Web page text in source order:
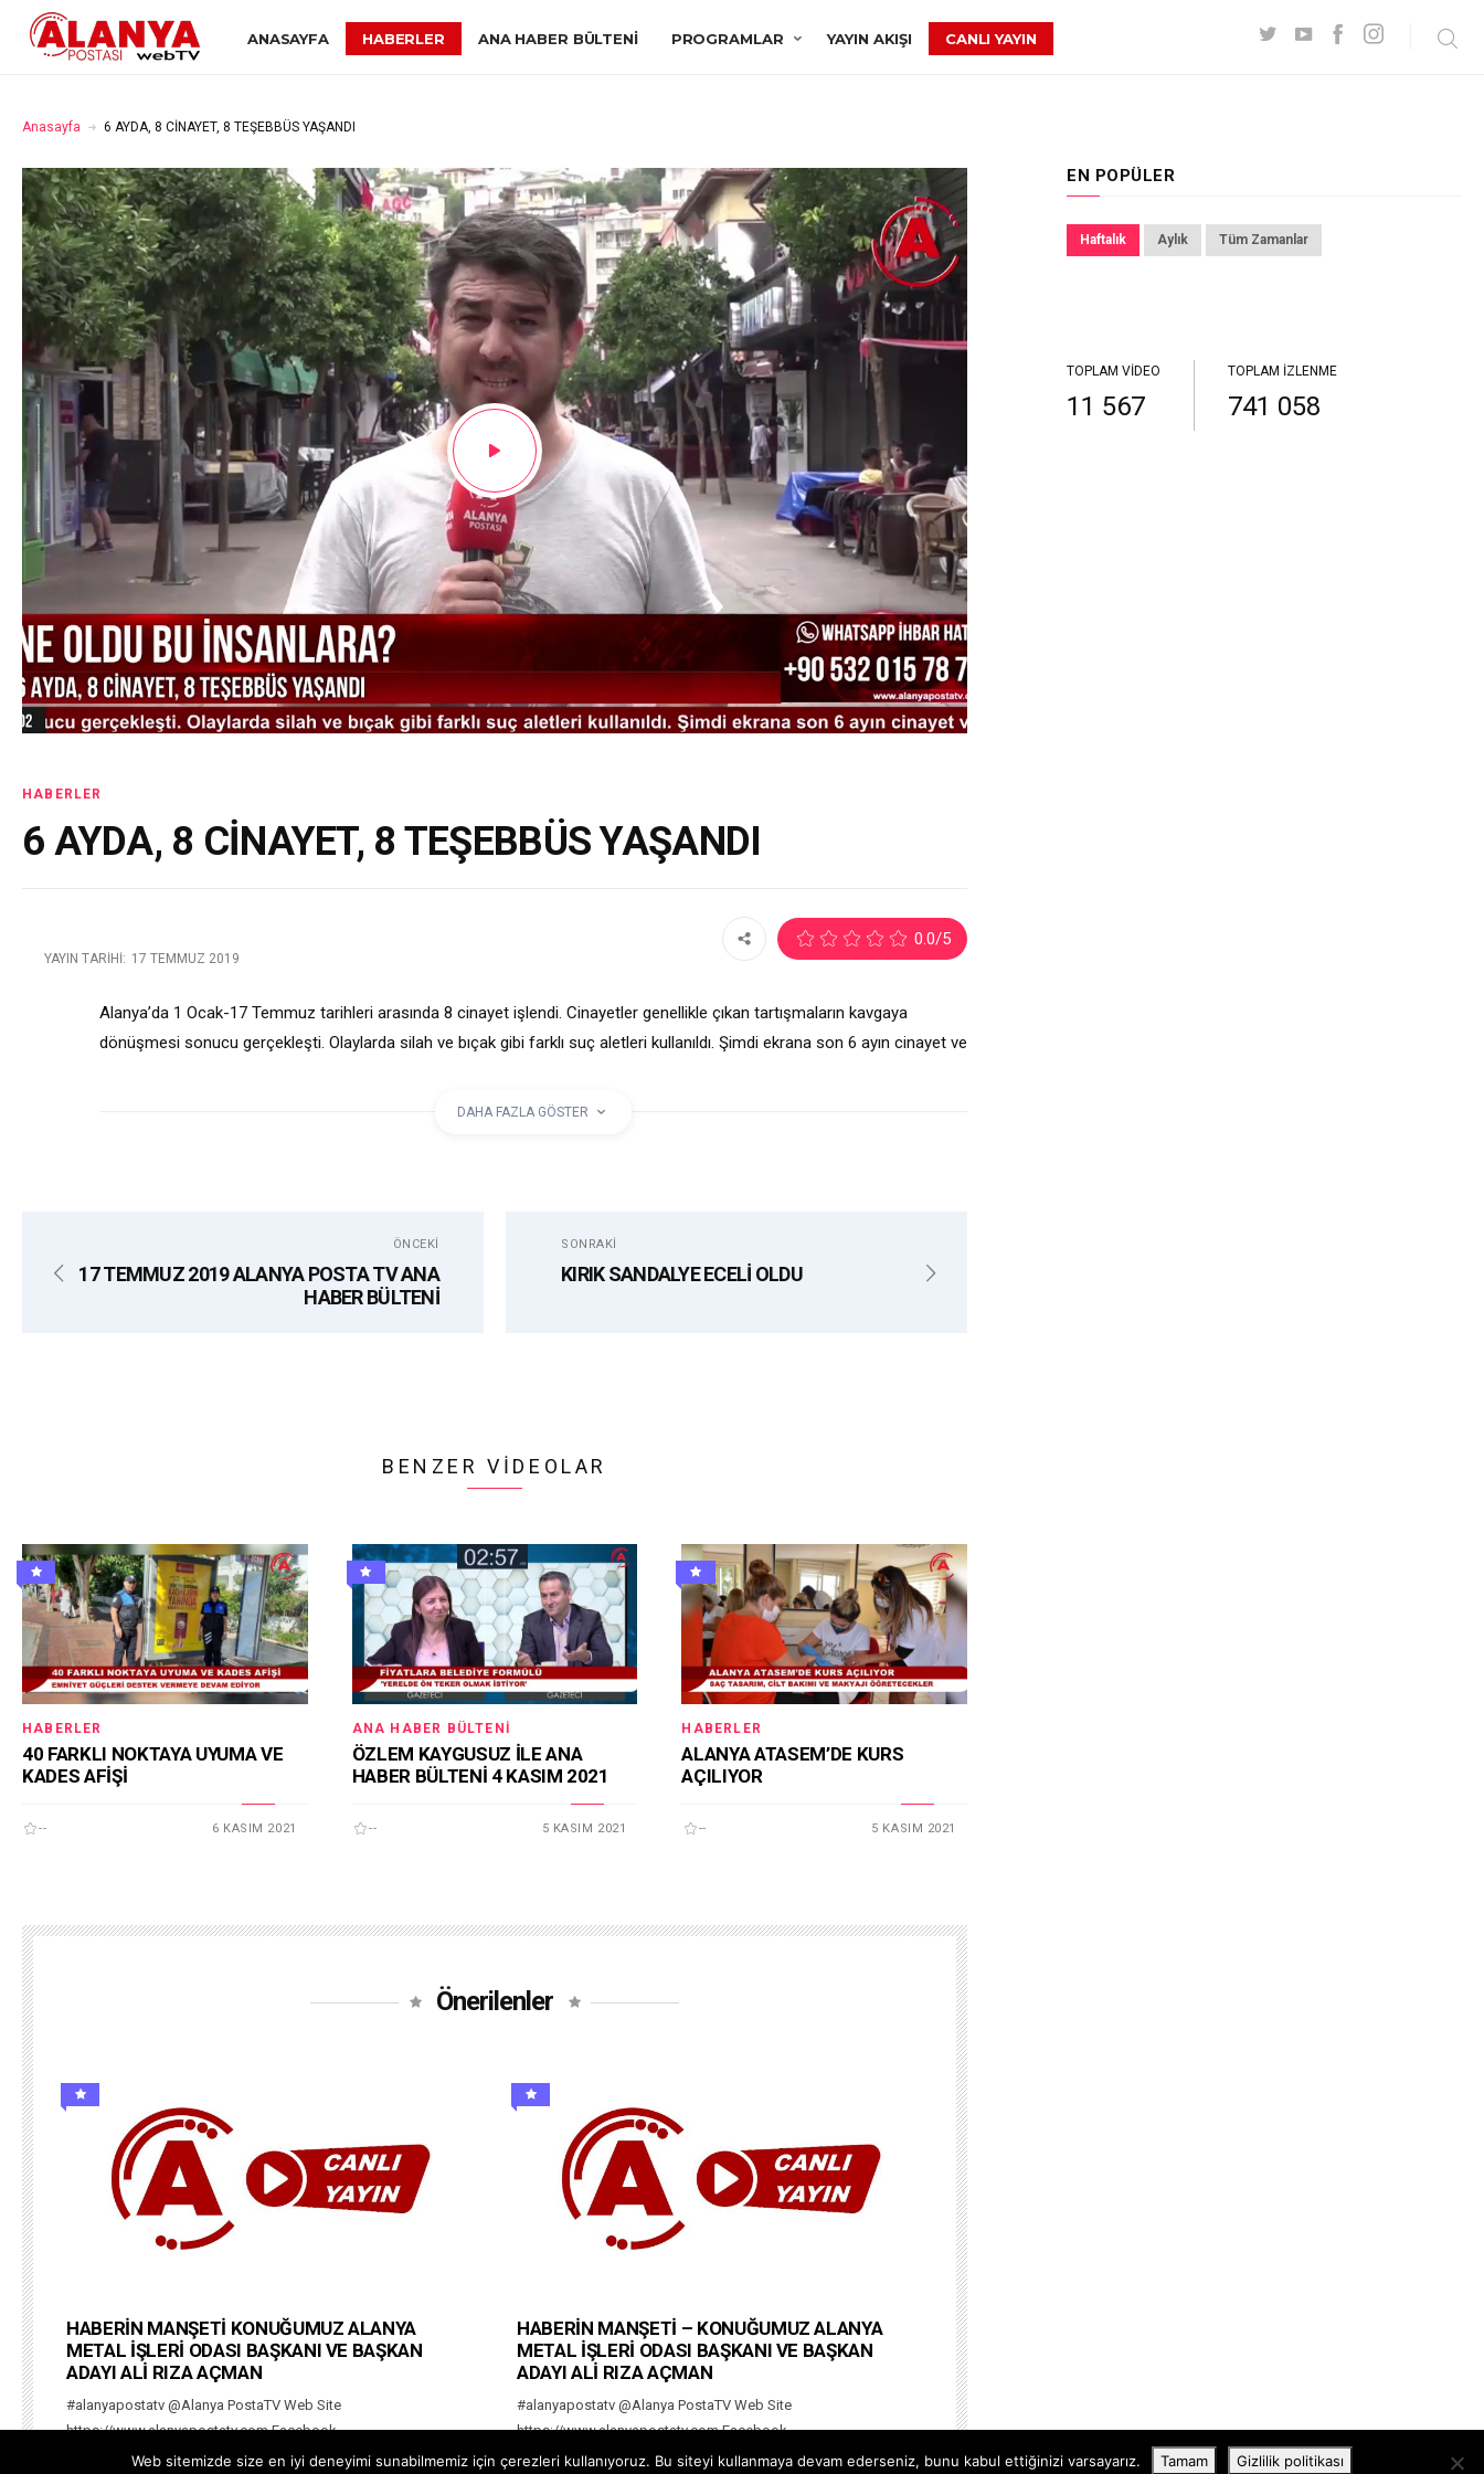
ANASAYFA HABERLER ANA HABER BÜLTENI PROGRAMLAR YAYIN AKIŞI CANLI YAYIN
Anasayfa 6 AYDA, 8 CİNAYET, 8 TEŞEBBÜS YAŞANDI
HABERLER
6 AYDA, 8 CİNAYET, 8 TEŞEBBÜS YAŞANDI
YAYIN TARIHI: 17 TEMMUZ 2019
0.0/5
Alanya’da 1 Ocak-17 Temmuz tarihleri arasında 8 cinayet işlendi. Cinayetler genellikle çıkan tartışmaların kavgaya
dönüşmesi sonucu gerçekleşti. Olaylarda silah ve bıçak gibi farklı suç aletleri kullanıldı. Şimdi ekrana son 6 ayın cinayet ve
DAHA FAZLA GÖSTER
ÖNCEKI
17 TEMMUZ 2019 ALANYA POSTA TV ANA
HABER BÜLTENİ
SONRAKI
KIRIK SANDALYE ECELİ OLDU
BENZER VIDEOLAR
HABERLER
40 FARKLI NOKTAYA UYUMA VE
KADES AFİŞİ
-- 6 KASIM 2021
ANA HABER BÜLTENI
ÖZLEM KAYGUSUZ İLE ANA
HABER BÜLTENİ 4 KASIM 2021
-- 5 KASIM 2021
HABERLER
ALANYA ATASEM’DE KURS
AÇILIYOR
-- 5 KASIM 2021
Önerilenler
HABERİN MANŞETİ KONUĞUMUZ ALANYA
METAL İŞLERİ ODASI BAŞKANI VE BAŞKAN
ADAYI ALİ RIZA AÇMAN
#alanyapostatv @Alanya PostaTV Web Site
https://www.alanyapostatv.com Facebook
https://www.facebook.com/alanyapostasitv Twitter
HABERİN MANŞETİ – KONUĞUMUZ ALANYA
METAL İŞLERİ ODASI BAŞKANI VE BAŞKAN
ADAYI ALİ RIZA AÇMAN
#alanyapostatv @Alanya PostaTV Web Site
https://www.alanyapostatv.com Facebook
https://www.facebook.com/alanyapostasitv Twitter
EN POPÜLER
Haftalık Aylık Tüm Zamanlar
TOPLAM VIDEO
11 567
TOPLAM İZLENME
741 058
Web sitemizde size en iyi deneyimi sunabilmemiz için çerezleri kullanıyoruz. Bu siteyi kullanmaya devam ederseniz, bunu kabul ettiğinizi varsayarız. Tamam Gizlilik politikası